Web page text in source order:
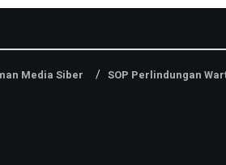
Media Siber SOP Perlindungan